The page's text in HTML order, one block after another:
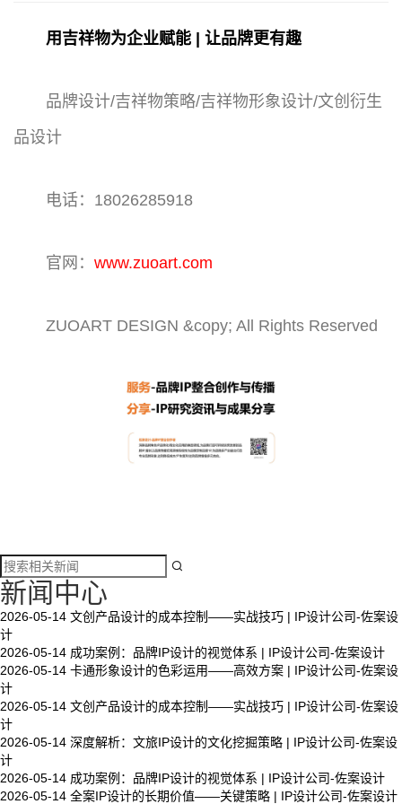
用吉祥物为企业赋能 | 让品牌更有趣
品牌设计/吉祥物策略/吉祥物形象设计/文创衍生
品设计
电话：18026285918
官网： www.zuoart.com
ZUOART DESIGN &copy; All Rights Reserved

新闻中心
2026-05-14 文创产品设计的成本控制——实战技巧 | IP设计公司-佐案设
计
2026-05-14 成功案例：品牌IP设计的视觉体系 | IP设计公司-佐案设计
2026-05-14 卡通形象设计的色彩运用——高效方案 | IP设计公司-佐案设
计
2026-05-14 文创产品设计的成本控制——实战技巧 | IP设计公司-佐案设
计
2026-05-14 深度解析：文旅IP设计的文化挖掘策略 | IP设计公司-佐案设
计
2026-05-14 成功案例：品牌IP设计的视觉体系 | IP设计公司-佐案设计
2026-05-14 全案IP设计的长期价值——关键策略 | IP设计公司-佐案设计